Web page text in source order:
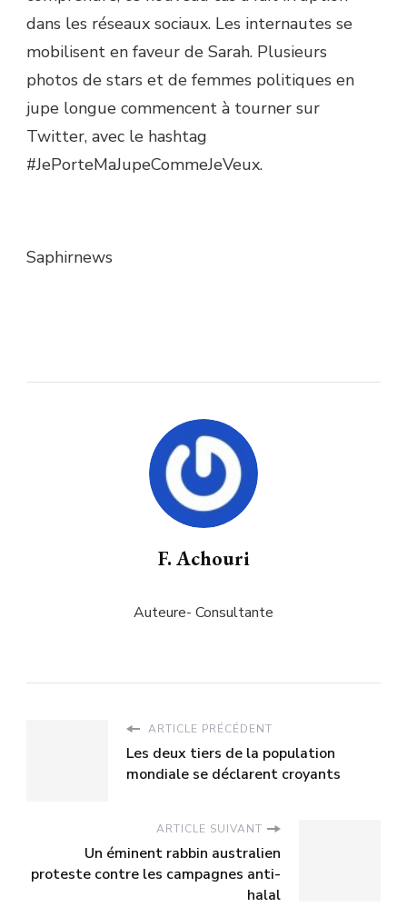
dans les réseaux sociaux. Les internautes se
mobilisent en faveur de Sarah. Plusieurs
photos de stars et de femmes politiques en
jupe longue commencent à tourner sur
Twitter, avec le hashtag
#JePorteMaJupeCommeJeVeux.
Saphirnews
F. Achouri
Auteure- Consultante
ARTICLE PRÉCÉDENT
Les deux tiers de la population
mondiale se déclarent croyants
ARTICLE SUIVANT
Un éminent rabbin australien
proteste contre les campagnes anti-
halal